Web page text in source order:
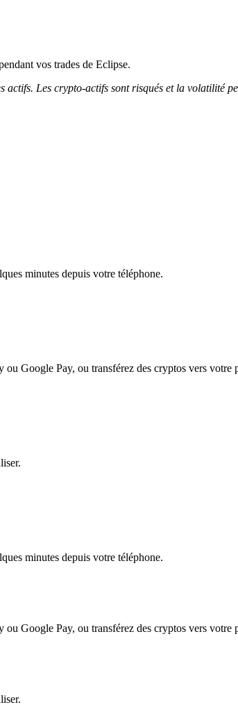
vos trades de Eclipse.
actifs. Les crypto-actifs sont risqués et la volatilité
minutes depuis votre téléphone.
Google Pay, ou transférez des cryptos vers votre
minutes depuis votre téléphone.
Google Pay, ou transférez des cryptos vers votre